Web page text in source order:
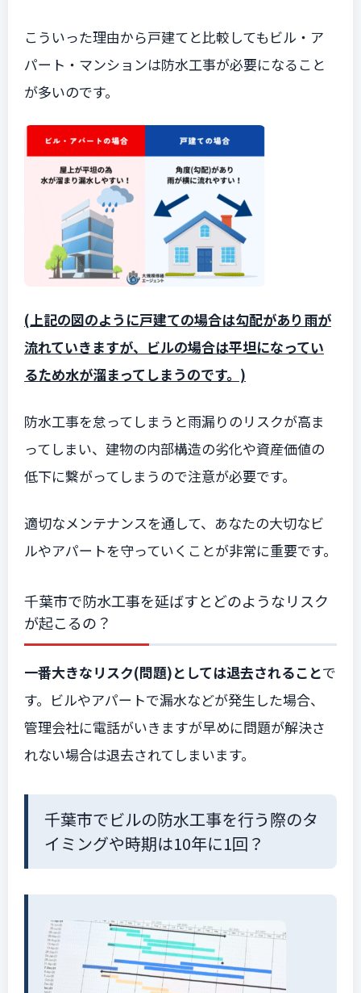
こういった理由から戸建てと比較してもビル・ア
パート・マンションは防水工事が必要になること
が多いのです。
(上記の図のように戸建ての場合は勾配があり雨が
流れていきますが、ビルの場合は平坦になってい
るため水が溜まってしまうのです。)
防水工事を怠ってしまうと雨漏りのリスクが高ま
ってしまい、建物の内部構造の劣化や資産価値の
低下に繋がってしまうので注意が必要です。
適切なメンテナンスを通して、あなたの大切なビ
ルやアパートを守っていくことが非常に重要です。
千葉市で防水工事を延ばすとどのようなリスク
が起こるの？
一番大きなリスク(問題)としては退去されることで
す。ビルやアパートで漏水などが発生した場合、
管理会社に電話がいきますが早めに問題が解決さ
れない場合は退去されてしまいます。
千葉市でビルの防水工事を行う際のタ
イミングや時期は10年に1回？